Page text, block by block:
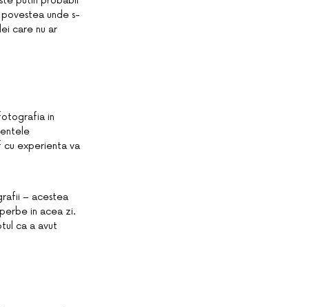
unde s-
care nu ar
in
cu experienta va
– acestea
in acea zi.
ca a avut